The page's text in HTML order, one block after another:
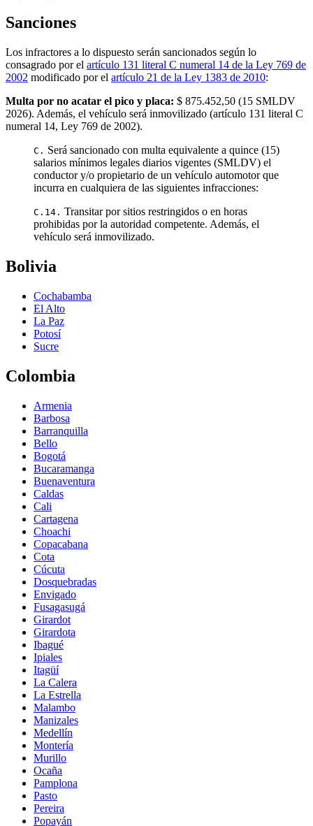
Sanciones
Los infractores a lo dispuesto serán sancionados según lo
consagrado por el artículo 131 literal C numeral 14 de la Ley 769 de
2002 modificado por el artículo 21 de la Ley 1383 de 2010:
Multa por no acatar el pico y placa: $ 875.452,50 (15 SMLDV
2026). Además, el vehículo será inmovilizado (artículo 131 literal C
numeral 14, Ley 769 de 2002).
C. Será sancionado con multa equivalente a quince (15)
salarios mínimos legales diarios vigentes (SMLDV) el
conductor y/o propietario de un vehículo automotor que
incurra en cualquiera de las siguientes infracciones:
C.14. Transitar por sitios restringidos o en horas
prohibidas por la autoridad competente. Además, el
vehículo será inmovilizado.
Bolivia
Cochabamba
El Alto
La Paz
Potosí
Sucre
Colombia
Armenia
Barbosa
Barranquilla
Bello
Bogotá
Bucaramanga
Buenaventura
Caldas
Cali
Cartagena
Choachi
Copacabana
Cota
Cúcuta
Dosquebradas
Envigado
Fusagasugá
Girardot
Girardota
Ibagué
Ipiales
Itagüí
La Calera
La Estrella
Malambo
Manizales
Medellín
Montería
Murillo
Ocaña
Pamplona
Pasto
Pereira
Popayán